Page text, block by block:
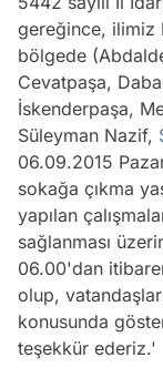
gereğince, ilimiz
bölgede
Cevatpaşa,
İskenderpaşa,
Süleyman Nazif,
06.09.2015
sokağa çıkma
yapılan
sağlanması
06.00'dan
olup,
konusunda
teşekkür ederiz.'